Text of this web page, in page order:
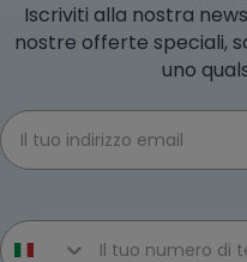
Iscriviti alla nostra
nostre offerte speciali,
uno
Email
Phone number